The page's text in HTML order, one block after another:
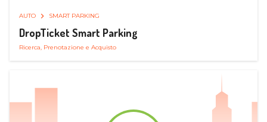
AUTO SMART PARKING
DropTicket Smart Parking
Ricerca, Prenotazione e Acquisto